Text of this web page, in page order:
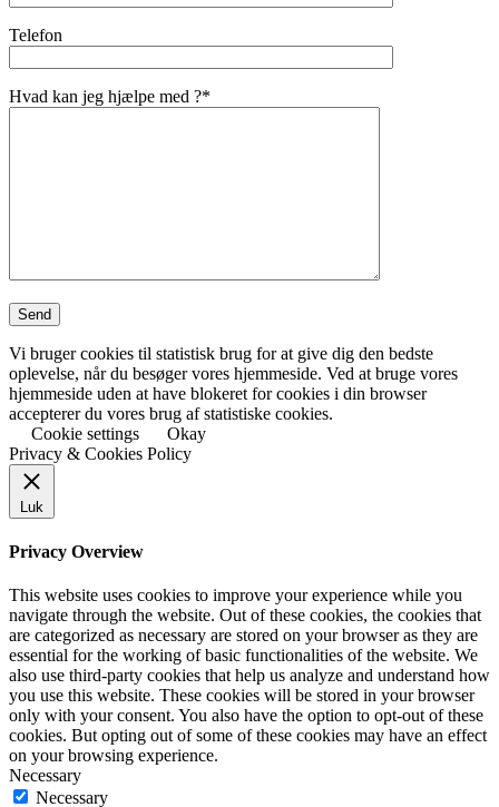
Telefon
Hvad kan jeg hjælpe med ?*
Vi bruger cookies til statistisk brug for at give dig den bedste
oplevelse, når du besøger vores hjemmeside. Ved at bruge vores
hjemmeside uden at have blokeret for cookies i din browser
accepterer du vores brug af statistiske cookies.
Cookie settings
Okay
Privacy & Cookies Policy
Luk
Privacy Overview
This website uses cookies to improve your experience while you
navigate through the website. Out of these cookies, the cookies that
are categorized as necessary are stored on your browser as they are
essential for the working of basic functionalities of the website. We
also use third-party cookies that help us analyze and understand how
you use this website. These cookies will be stored in your browser
only with your consent. You also have the option to opt-out of these
cookies. But opting out of some of these cookies may have an effect
on your browsing experience.
Necessary
Necessary